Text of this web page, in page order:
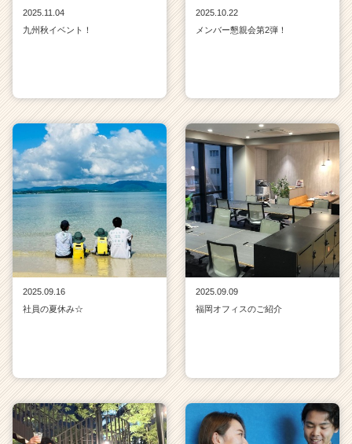
2025.11.04
九州秋イベント！
2025.10.22
メンバー懇親会第2弾！
2025.09.16
社員の夏休み☆
2025.09.09
福岡オフィスのご紹介